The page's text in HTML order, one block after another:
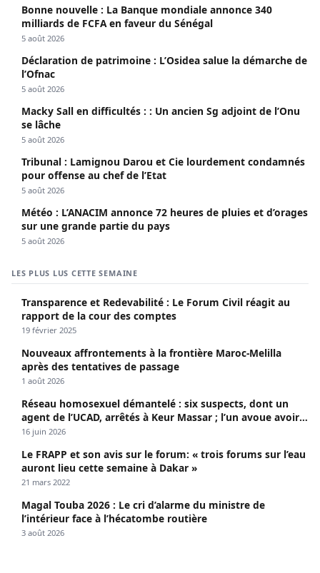
Bonne nouvelle : La Banque mondiale annonce 340
milliards de FCFA en faveur du Sénégal
5 août 2026
Déclaration de patrimoine : L’Osidea salue la démarche de
l’Ofnac
5 août 2026
Macky Sall en difficultés : : Un ancien Sg adjoint de l’Onu
se lâche
5 août 2026
Tribunal : Lamignou Darou et Cie lourdement condamnés
pour offense au chef de l’Etat
5 août 2026
Météo : L’ANACIM annonce 72 heures de pluies et d’orages
sur une grande partie du pays
5 août 2026
LES PLUS LUS CETTE SEMAINE
Transparence et Redevabilité : Le Forum Civil réagit au
rapport de la cour des comptes
19 février 2025
Nouveaux affrontements à la frontière Maroc-Melilla
après des tentatives de passage
1 août 2026
Réseau homosexuel démantelé : six suspects, dont un
agent de l’UCAD, arrêtés à Keur Massar ; l’un avoue avoir
propagé le VIH depuis 2018
16 juin 2026
Le FRAPP et son avis sur le forum: « trois forums sur l’eau
auront lieu cette semaine à Dakar »
21 mars 2022
Magal Touba 2026 : Le cri d’alarme du ministre de
l’intérieur face à l’hécatombe routière
3 août 2026